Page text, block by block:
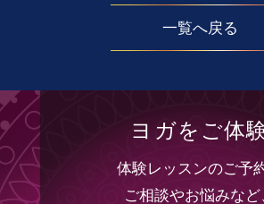
一覧へ戻る
ヨガをご体
体験レッスンのご予約
ご相談やお悩みなど